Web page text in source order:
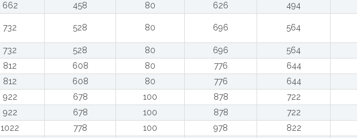
662 458 80 626 494
732 528 80 696 564
732 528 80 696 564
812 608 80 776 644
812 608 80 776 644
922 678 100 878 722
922 678 100 878 722
1022 778 100 978 822